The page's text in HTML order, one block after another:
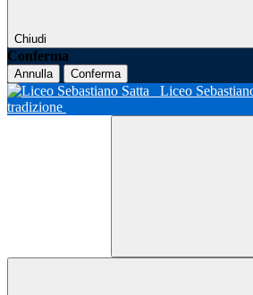
Chiudi
Conferma
Annulla Conferma
Liceo
tradizione